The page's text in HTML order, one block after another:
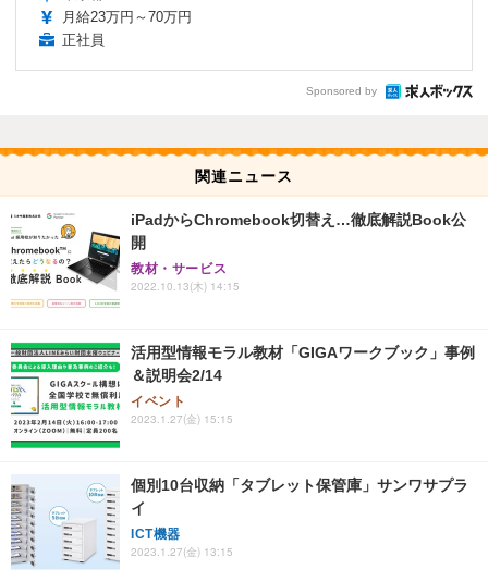
月給23万円～70万円
正社員
Sponsored by
関連ニュース
iPadからChromebook切替え…徹底解説Book公
開
教材・サービス
2022.10.13(木) 14:15
活用型情報モラル教材「GIGAワークブック」事例
＆説明会2/14
イベント
2023.1.27(金) 15:15
個別10台収納「タブレット保管庫」サンワサプラ
イ
ICT機器
2023.1.27(金) 13:15